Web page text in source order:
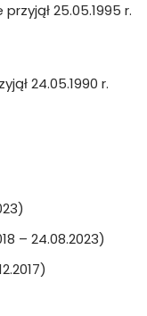
25.05.1995 r.
24.05.1990 r.
– 24.08.2023)